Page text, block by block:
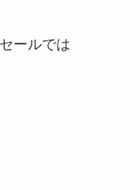
ールでは